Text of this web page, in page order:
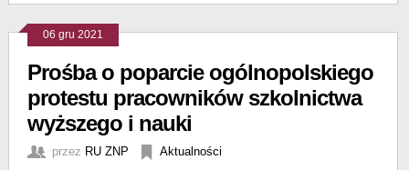
06 gru 2021
Prośba o poparcie ogólnopolskiego
protestu pracowników szkolnictwa
wyższego i nauki
przez RU ZNP Aktualności